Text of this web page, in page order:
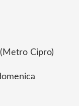
Cipro)